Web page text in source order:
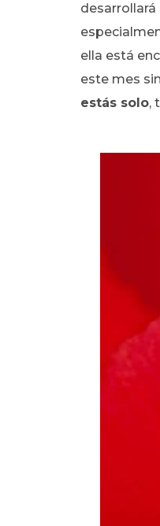
ella está
este mes
estás solo,